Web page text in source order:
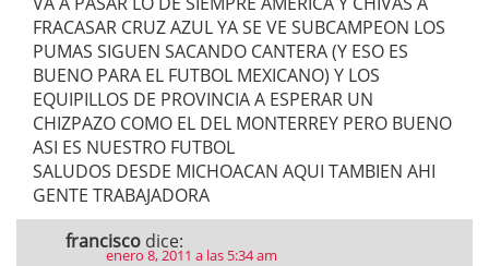
FRACASAR CRUZ AZUL YA SE VE SUBCAMPEON LOS
PUMAS SIGUEN SACANDO CANTERA (Y ESO ES
BUENO PARA EL FUTBOL MEXICANO) Y LOS
EQUIPILLOS DE PROVINCIA A ESPERAR UN
CHIZPAZO COMO EL DEL MONTERREY PERO BUENO
ASI ES NUESTRO FUTBOL
SALUDOS DESDE MICHOACAN AQUI TAMBIEN AHI
GENTE TRABAJADORA
francisco dice:
enero 8, 2011 a las 5:34 am